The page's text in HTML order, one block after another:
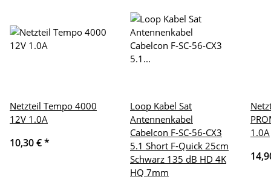
Netzteil Tempo 4000
12V 1.0A
10,30 €*
Loop Kabel Sat
Antennenkabel
Cabelcon F-SC-56-CX3
5.1 Short F-Quick 25cm
Schwarz 135 dB HD 4K
HQ 7mm
1.0A